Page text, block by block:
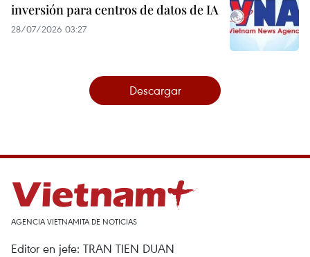
inversión para centros de datos de IA
28/07/2026 03:27
Descargar
AGENCIA VIETNAMITA DE NOTICIAS
Editor en jefe: TRAN TIEN DUAN